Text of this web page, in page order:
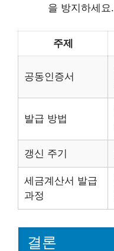
을 방지하세요.
주제
공동인증서
발급 방법
갱신 주기
세금계산서 발급
과정
결론